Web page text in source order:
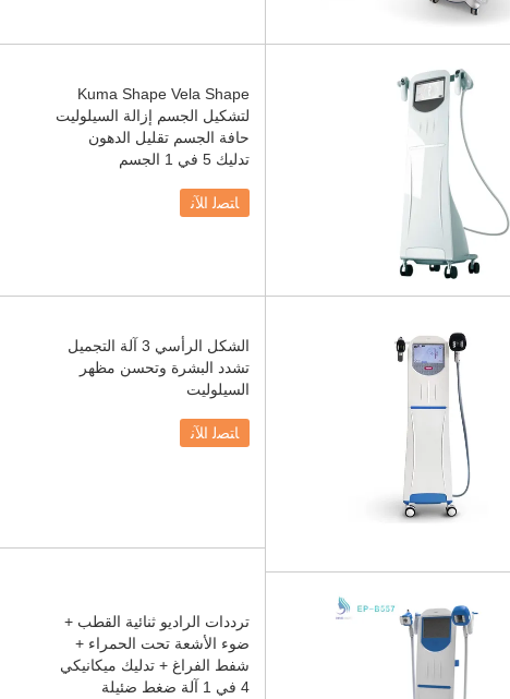
Kuma Shape Vela Shape
لتشكيل الجسم إزالة السيلوليت
حافة الجسم تقليل الدهون
تدليك 5 في 1 الجسم
ﺎﺘﺼﻟ ﺍﻶﻧ
الشكل الرأسي 3 آلة التجميل
تشدد البشرة وتحسن مظهر
السيلوليت
ﺎﺘﺼﻟ ﺍﻶﻧ
ترددات الراديو ثنائية القطب +
ضوء الأشعة تحت الحمراء +
شفط الفراغ + تدليك ميكانيكي
4 في 1 آلة ضغط ضئيلة